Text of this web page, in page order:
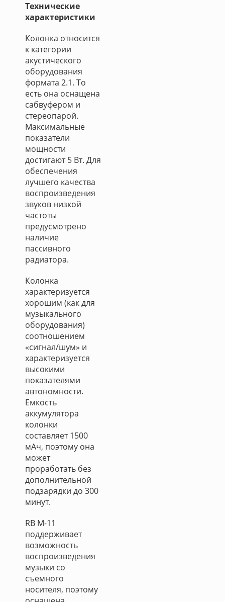
Технические
характеристики
Колонка относится
к категории
акустического
оборудования
формата 2.1. То
есть она оснащена
сабвуфером и
стереопарой.
Максимальные
показатели
мощности
достигают 5 Вт. Для
обеспечения
лучшего качества
воспроизведения
звуков низкой
частоты
предусмотрено
наличие
пассивного
радиатора.
Колонка
характеризуется
хорошим (как для
музыкального
оборудования)
соотношением
«сигнал/шум» и
характеризуется
высокими
показателями
автономности.
Емкость
аккумулятора
колонки
составляет 1500
мАч, поэтому она
может
проработать без
дополнительной
подзарядки до 300
минут.
RB M-11
поддерживает
возможность
воспроизведения
музыки со
съемного
носителя, поэтому